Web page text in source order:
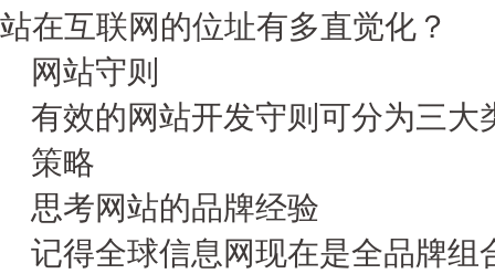
站在互联网的位址有多直觉化？
网站守则
有效的网站开发守则可分为三大
策略
思考网站的品牌经验
记得全球信息网现在是全品牌组